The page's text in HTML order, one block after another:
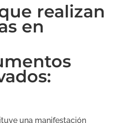
realizan
en
una manifestación